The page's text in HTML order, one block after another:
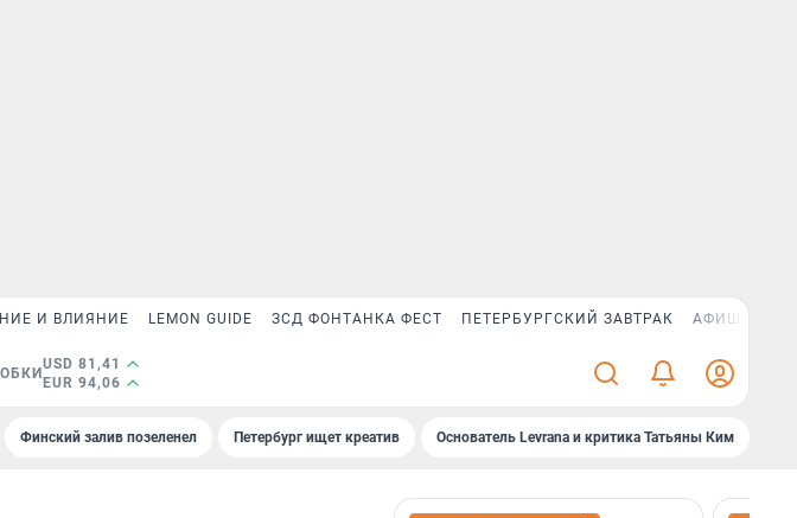
И ВЛИЯНИЕ LEMON GUIDE ЗСД ФОНТАНКА ФЕСТ ПЕТЕРБУРГСКИЙ ЗАВТРАК АФИША PLUS
USD 81,41
EUR 94,06
Финский залив позеленел Петербург ищет креатив Основатель Levrana и критика Татьяны Ким